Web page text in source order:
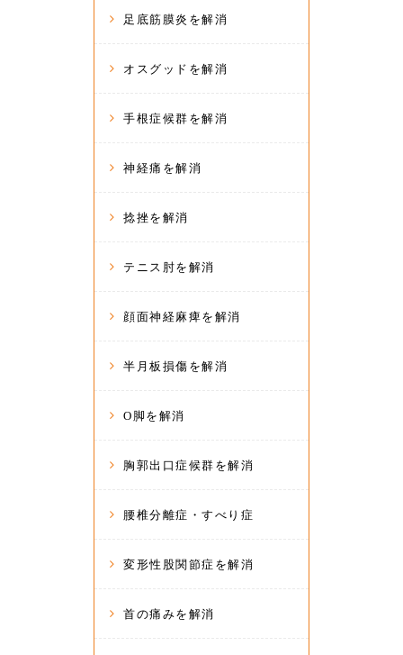
足底筋膜炎を解消
オスグッドを解消
手根症候群を解消
神経痛を解消
捻挫を解消
テニス肘を解消
顔面神経麻痺を解消
半月板損傷を解消
O脚を解消
胸郭出口症候群を解消
腰椎分離症・すべり症
変形性股関節症を解消
首の痛みを解消